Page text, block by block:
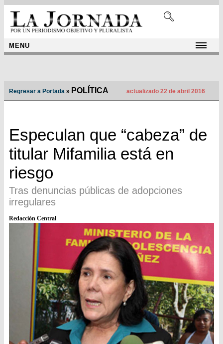
MENU
Regresar a Portada » POLÍTICA actualizado 22 de abril 2016
Especulan que “cabeza” de
titular Mifamilia está en
riesgo
Tras denuncias públicas de adopciones
irregulares
Redacción Central